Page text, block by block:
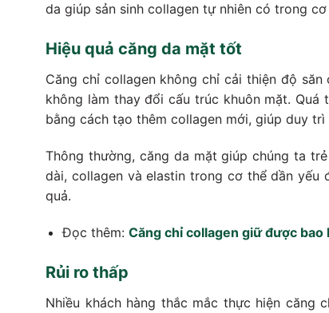
da giúp sản sinh collagen tự nhiên có trong
Hiệu quả căng da mặt tốt
Căng chỉ collagen không chỉ cải thiện độ
không làm thay đổi cấu trúc khuôn mặt.
bằng cách tạo thêm collagen mới, giúp duy trì
Thông thường, căng da mặt giúp chúng ta
dài, collagen và elastin trong cơ thể dần
quả.
Đọc thêm: Căng chỉ collagen giữ được bao
Rủi ro thấp
Nhiều khách hàng thắc mắc thực hiện căng